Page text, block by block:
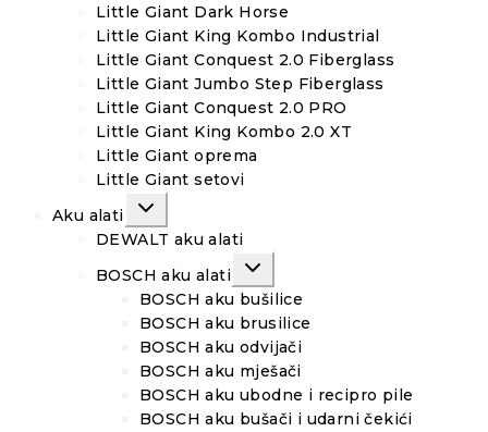
Little Giant Dark Horse
Little Giant King Kombo Industrial
Little Giant Conquest 2.0 Fiberglass
Little Giant Jumbo Step Fiberglass
Little Giant Conquest 2.0 PRO
Little Giant King Kombo 2.0 XT
Little Giant oprema
Little Giant setovi
Aku alati
TOGGLE
MENU
DEWALT aku alati
BOSCH aku alati
TOGGLE
MENU
BOSCH aku bušilice
BOSCH aku brusilice
BOSCH aku odvijači
BOSCH aku mješači
BOSCH aku ubodne i recipro pile
BOSCH aku bušači i udarni čekići